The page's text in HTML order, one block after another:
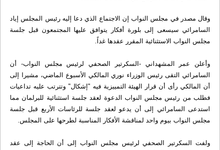
وقال مصدر في مجلس النواب إن الاجتماع الذي دعا إليه رئيس المجلس إياد
السامرائي سيسعى إلى بلورة أفكار يتوافق عليها المجتمعون قبل جلسة
مجلس النواب الاستثنائية المقرر عقدها غداً.
وأعلن عمر المشهداني -السكرتير الصحفي لرئيس مجلس النواب- أن
السامرائي التقى رئيس الوزراء نوري المالكي الأسبوع الماضي، مشيرا إلى
أن المالكي رأى أن قرار الهيئة التمييزية فيه "إشكال" وتترتب عليه تداعيات
فطلب من رئيس مجلس النواب الدعوة لعقد جلسة استثنائية للبرلمان مما
استدعى السامرائي إلى أن يدعو لعقد جلسة للرئاسات الأربع قبل جلسة
مجلس النواب بيوم واحد لمناقشة الأفكار المناسبة لطرحها على المجلس.
ولفت السكرتير الصحفي لرئيس مجلس النواب إلى أن الحاجة إلى عقد